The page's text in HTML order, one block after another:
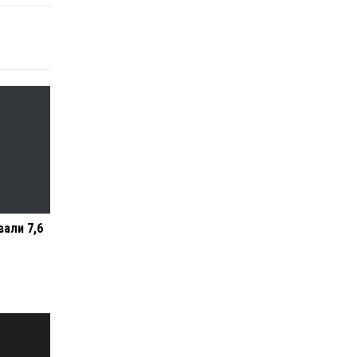
7,6